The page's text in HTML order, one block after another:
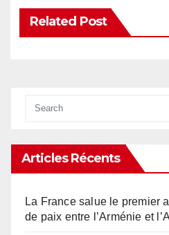
Related Post
Articles Récents
La France salue le premier
de paix entre l’Arménie et